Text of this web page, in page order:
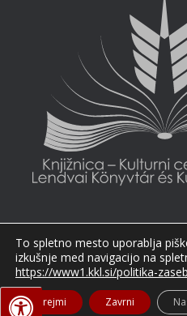
To spletno mesto uporablja
izkušnje med navigacijo na
https://www1.kkl.si/politika-
Sprejmi Zavrni
Slovenščina